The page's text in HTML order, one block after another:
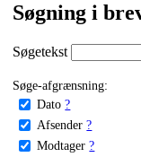
Søgning i
Søgetekst
Søge-afgrænsning:
Dato ?
Afsender ?
Modtager ?